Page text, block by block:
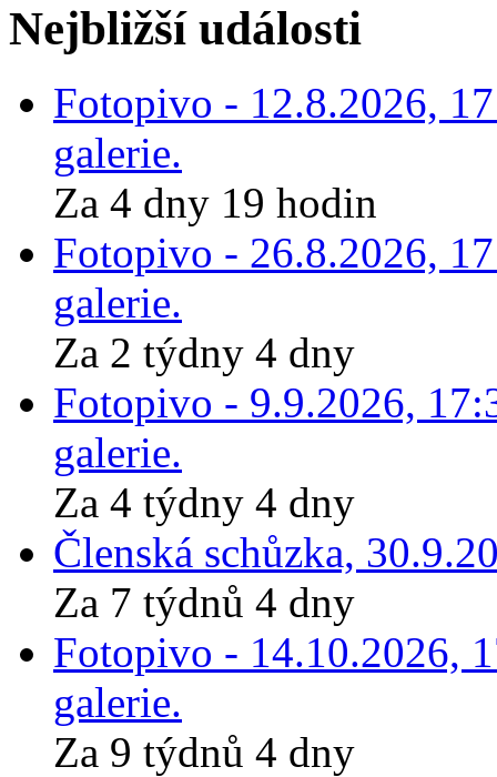
Nejbližší události
Fotopivo - 12.8.2026,
galerie.
Za 4 dny 19 hodin
Fotopivo - 26.8.2026,
galerie.
Za 2 týdny 4 dny
Fotopivo - 9.9.2026,
galerie.
Za 4 týdny 4 dny
Členská schůzka,
Za 7 týdnů 4 dny
Fotopivo - 14.10.2026,
galerie.
Za 9 týdnů 4 dny